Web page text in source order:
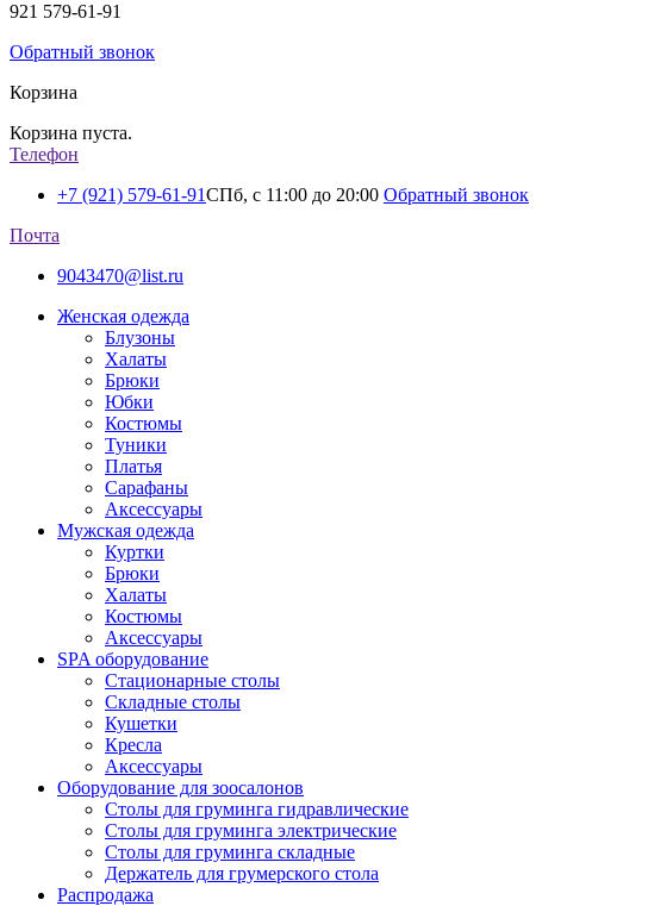
921 579-61-91
Обратный звонок
Корзина
Корзина пуста.
Телефон
+7 (921) 579-61-91СПб, с 11:00 до 20:00 Обратный звонок
Почта
9043470@list.ru
Женская одежда
Блузоны
Халаты
Брюки
Юбки
Костюмы
Туники
Платья
Сарафаны
Аксессуары
Мужская одежда
Куртки
Брюки
Халаты
Костюмы
Аксессуары
SPA оборудование
Стационарные столы
Складные столы
Кушетки
Кресла
Аксессуары
Оборудование для зоосалонов
Столы для груминга гидравлические
Столы для груминга электрические
Столы для груминга складные
Держатель для грумерского стола
Распродажа